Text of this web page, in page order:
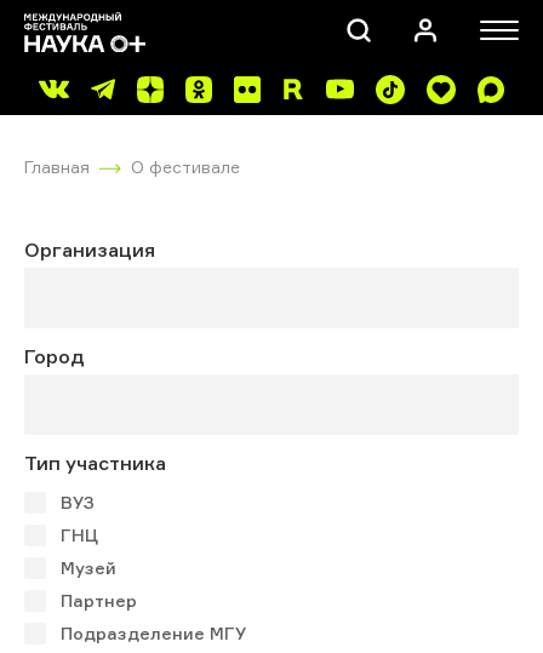
Главная О фестивале
Организация
Город
Тип участника
ВУЗ
ГНЦ
Музей
Партнер
Подразделение МГУ